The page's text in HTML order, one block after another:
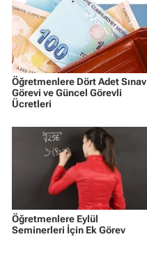
Öğretmenlere Dört Adet Sınav
Görevi ve Güncel Görevli
Ücretleri
Öğretmenlere Eylül
Seminerleri İçin Ek Görev